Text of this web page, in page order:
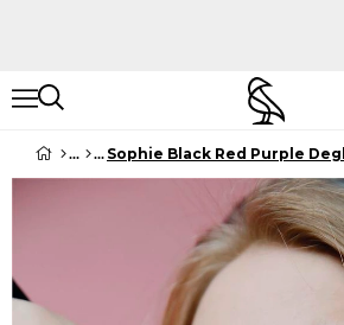
Sophie Black Red Purple